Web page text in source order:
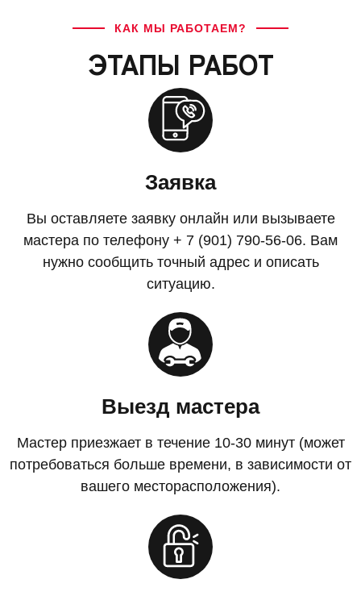
КАК МЫ РАБОТАЕМ?
ЭТАПЫ РАБОТ
Заявка
Вы оставляете заявку онлайн или вызываете
мастера по телефону + 7 (901) 790-56-06. Вам
нужно сообщить точный адрес и описать
ситуацию.
Выезд мастера
Мастер приезжает в течение 10-30 минут (может
потребоваться больше времени, в зависимости от
вашего месторасположения).